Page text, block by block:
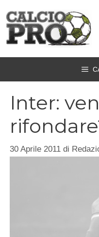
contenuto
Inter:
30 Aprile 2011 di